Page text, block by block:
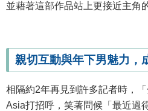
並藉著這部作品站上更接近主角
親切互動與年下男魅力，
相隔約2年再見到許多記者時，
Asia打招呼，笑著問候「最近過